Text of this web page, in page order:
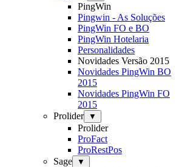
PingWin
Pingwin - As Soluções
PingWin FO e BO
PingWin Hotelaria
Personalidades
Novidades Versão 2015
Novidades PingWin BO
2015
Novidades PingWin FO
2015
Prolider
▼
Prolider
ProFact
ProRestPos
Sage
▼